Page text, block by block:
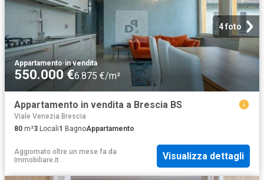
4 foto
Appartamento·in vendita
550.000 €6.875 €/m²
Appartamento in vendita a Brescia BS
Viale Venezia Brescia
80 m²3 Locali1 BagnoAppartamento
Aggiornato oltre un mese fa da
Immobiliare.it
Visualizza dettagli